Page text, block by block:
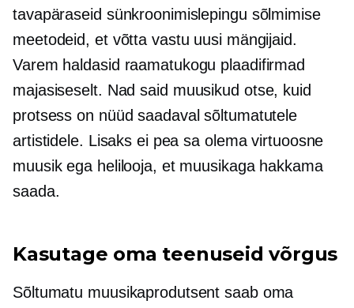
tavapäraseid sünkroonimislepingu sõlmimise
meetodeid, et võtta vastu uusi mängijaid.
Varem haldasid raamatukogu plaadifirmad
majasiseselt. Nad said muusikud otse, kuid
protsess on nüüd saadaval sõltumatutele
artistidele. Lisaks ei pea sa olema virtuoosne
muusik ega helilooja, et muusikaga hakkama
saada.
Kasutage oma teenuseid võrgus
Sõltumatu muusikaprodutsent saab oma